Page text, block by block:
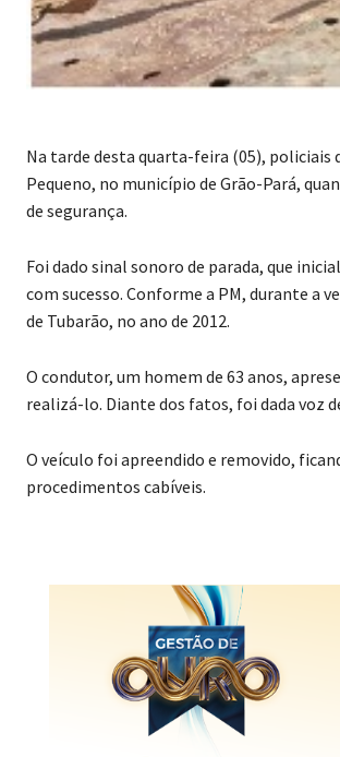
Na tarde desta quarta-feira (05),
Pequeno, no município de Grão-Pará,
de segurança.
Foi dado sinal sonoro de parada, que
com sucesso. Conforme a PM, durante a
de Tubarão, no ano de 2012.
O condutor, um homem de 63 anos,
realizá-lo. Diante dos fatos, foi dada voz
O veículo foi apreendido e removido,
procedimentos cabíveis.